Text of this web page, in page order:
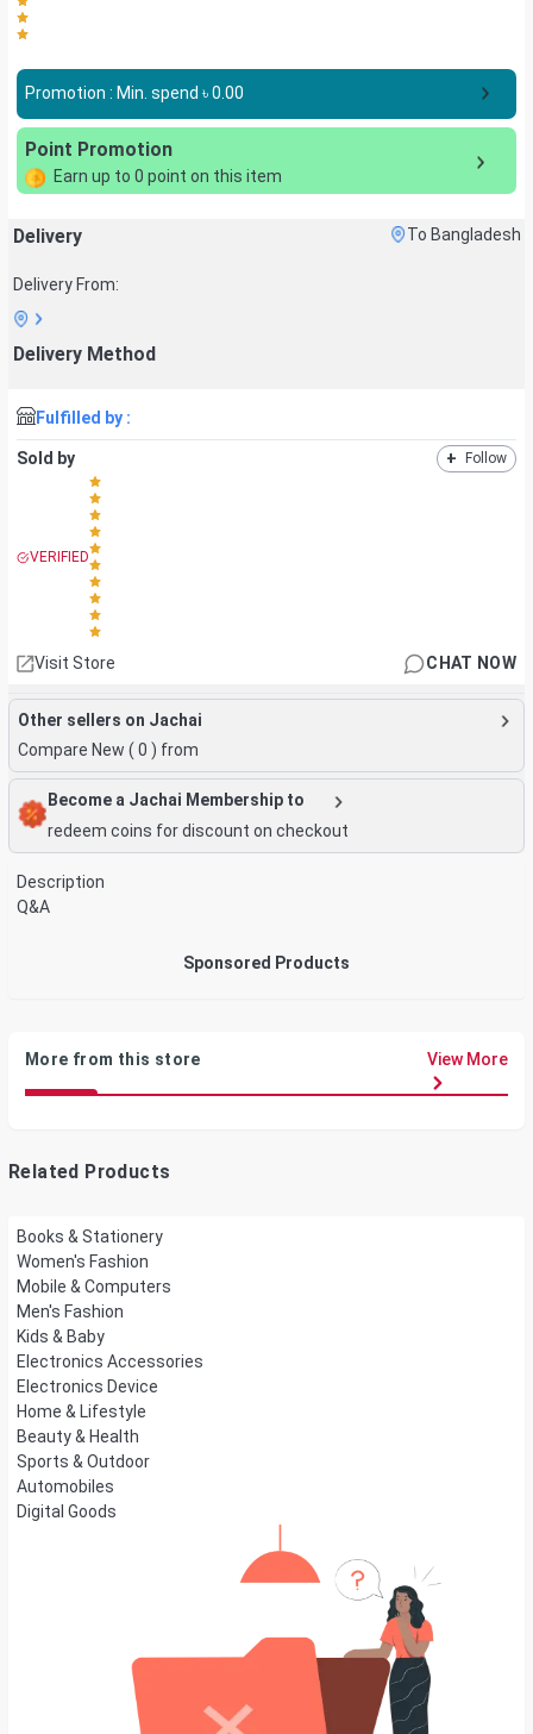
Promotion : Min. spend ৳0.00
Point Promotion
Earn up to 0 point on this item
Delivery To Bangladesh
Delivery From:
Delivery Method
Fulfilled by :
Sold by + Follow
VERIFIED
Visit Store CHAT NOW
Other sellers on Jachai
Compare New ( 0 ) from
Become a Jachai Membership to
redeem coins for discount on checkout
Description
Q&A
Sponsored Products
More from this store View More
Related Products
Books & Stationery
Women's Fashion
Mobile & Computers
Men's Fashion
Kids & Baby
Electronics Accessories
Electronics Device
Home & Lifestyle
Beauty & Health
Sports & Outdoor
Automobiles
Digital Goods